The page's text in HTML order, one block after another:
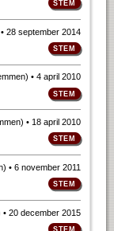
• 28 september 2014
) • 4 april 2010
) • 18 april 2010
) • 6 november 2011
• 20 december 2015